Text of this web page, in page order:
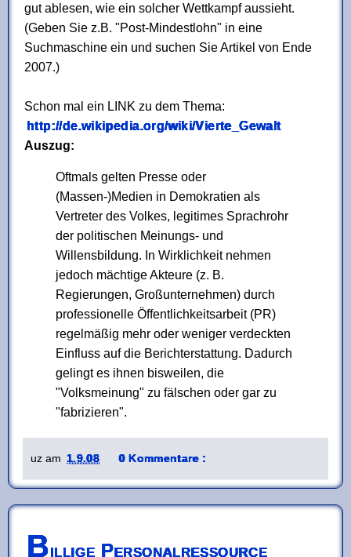
gut ablesen, wie ein solcher Wettkampf aussieht.
(Geben Sie z.B. "Post-Mindestlohn" in eine
Suchmaschine ein und suchen Sie Artikel von Ende
2007.)
Schon mal ein LINK zu dem Thema:
http://de.wikipedia.org/wiki/Vierte_Gewalt
Auszug:
Oftmals gelten Presse oder
(Massen-)Medien in Demokratien als
Vertreter des Volkes, legitimes Sprachrohr
der politischen Meinungs- und
Willensbildung. In Wirklichkeit nehmen
jedoch mächtige Akteure (z. B.
Regierungen, Großunternehmen) durch
professionelle Öffentlichkeitsarbeit (PR)
regelmäßig mehr oder weniger verdeckten
Einfluss auf die Berichterstattung. Dadurch
gelingt es ihnen bisweilen, die
"Volksmeinung" zu fälschen oder gar zu
"fabrizieren".
uz am 1.9.08 0 Kommentare :
Billige Personalressource